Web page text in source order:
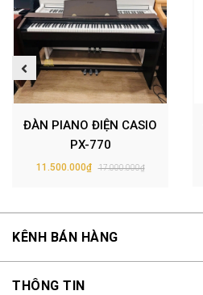
ĐÀN PIANO ĐIỆN CASIO
PX-770
11.500.000₫ 17.000.000₫
KÊNH BÁN HÀNG
THÔNG TIN